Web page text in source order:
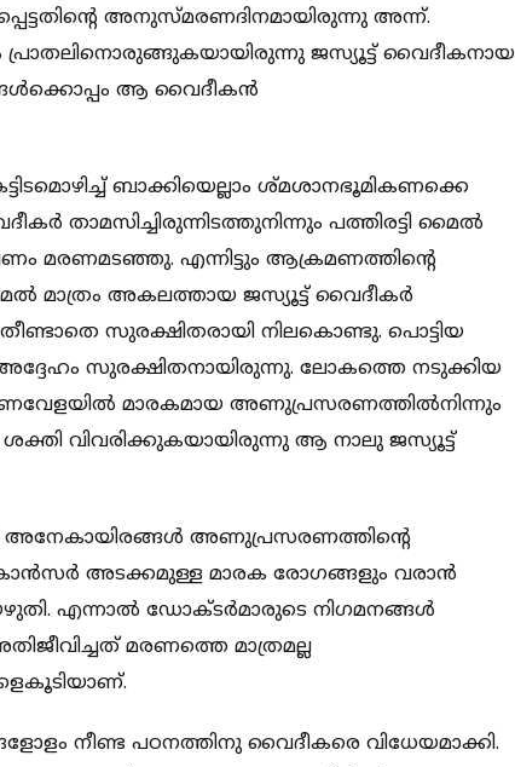
അനുസ്മരണദിനമായിരുന്നു അന്ന്.
ജസ്യൂട്ട് വൈദീകനായ
ആ വൈദീകന്‍
ബാക്കിയെല്ലാം ശ്മശാനഭൂമികണക്കെ
താമസിച്ചിരുന്നിടത്തുനിന്നും പത്തിരട്ടി മൈല്‍
മരണമടഞ്ഞു. എന്നിട്ടും ആക്രമണത്തിന്റെ
മാത്രം അകലത്തായ ജസ്യൂട്ട് വൈദീകര്‍
സുരക്ഷിതരായി നിലകൊണ്ടു. പൊട്ടിയ
അദ്ദേഹം സുരക്ഷിതനായിരുന്നു. ലോകത്തെ നടുക്കിയ
മാരകമായ അണുപ്രസരണത്തില്‍നിന്നും
ശക്തി വിവരിക്കുകയായിരുന്നു ആ നാലു ജസ്യൂട്ട്
അണുപ്രസരണത്തിന്റെ
അടക്കമുള്ള മാരക രോഗങ്ങളും വരാന്‍
എന്നാല്‍ ഡോക്ടര്‍മാരുടെ നിഗമനങ്ങള്‍
മരണത്തെ മാത്രമല്ല
നീണ്ട പഠനത്തിനു വൈദീകരെ വിധേയമാക്കി.